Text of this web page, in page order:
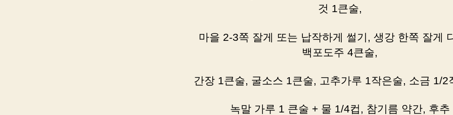
것 1큰술,
마을 2-3쪽 잘게 또는 납작하게 썰기, 생강 한쪽 잘게
백포도주 4큰술,
간장 1큰술, 굴소스 1큰술, 고추가루 1작은술, 소금 1/2
녹말 가루 1 큰술 + 물 1/4컵, 참기름 약간, 후추